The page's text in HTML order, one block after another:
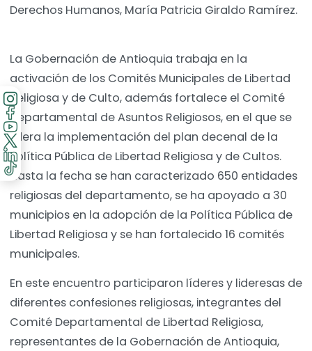
Derechos Humanos, María Patricia Giraldo Ramírez.
La Gobernación de Antioquia trabaja en la
activación de los Comités Municipales de Libertad
Religiosa y de Culto, además fortalece el Comité
Departamental de Asuntos Religiosos, en el que se
lidera la implementación del plan decenal de la
Política Pública de Libertad Religiosa y de Cultos.
Hasta la fecha se han caracterizado 650 entidades
religiosas del departamento, se ha apoyado a 30
municipios en la adopción de la Política Pública de
Libertad Religiosa y se han fortalecido 16 comités
municipales.
En este encuentro participaron líderes y lideresas de
diferentes confesiones religiosas, integrantes del
Comité Departamental de Libertad Religiosa,
representantes de la Gobernación de Antioquia,